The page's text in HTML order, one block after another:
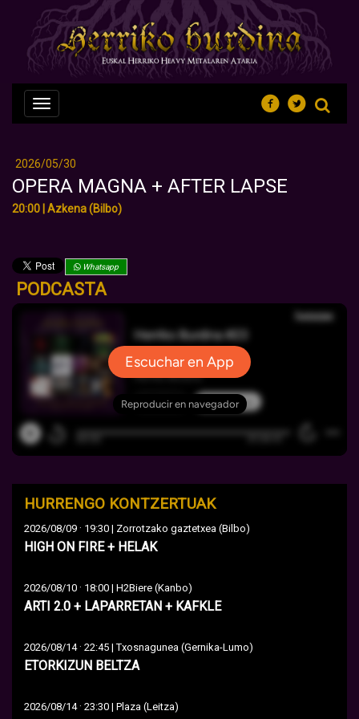
Nabegazioa
ireki
2026/05/30
OPERA MAGNA + AFTER LAPSE
20:00 | Azkena (Bilbo)
Whatsapp
PODCASTA
HURRENGO KONTZERTUAK
2026/08/09 · 19:30 | Zorrotzako gaztetxea (Bilbo)
HIGH ON FIRE + HELAK
2026/08/10 · 18:00 | H2Biere (Kanbo)
ARTI 2.0 + LAPARRETAN + KAFKLE
2026/08/14· 22:45 | Txosnagunea (Gernika-Lumo)
ETORKIZUN BELTZA
2026/08/14· 23:30 | Plaza (Leitza)